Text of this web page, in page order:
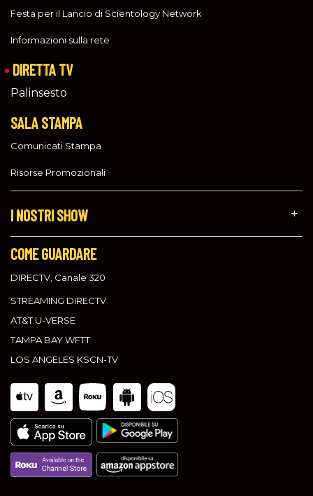
Festa per il Lancio di Scientology Network
Informazioni sulla rete
DIRETTA TV
Palinsesto
SALA STAMPA
Comunicati Stampa
Risorse Promozionali
I NOSTRI SHOW
COME GUARDARE
DIRECTV, Canale 320
STREAMING DIRECTV
AT&T U-VERSE
TAMPA BAY WFTT
LOS ANGELES KSCN-TV